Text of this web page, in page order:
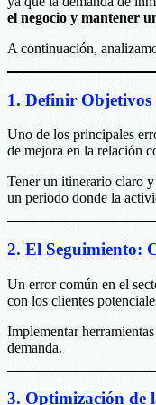
el negocio y mantener
A continuación,
1. Definir
Uno de los principales
de mejora en la relación
Tener un itinerario claro y
un periodo donde la
2. El Seguimiento:
Un error común en el
con los clientes
Implementar
demanda.
3. Optimización de